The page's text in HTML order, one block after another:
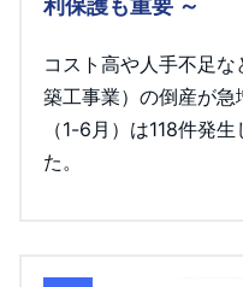
利保護も重要 ～
コスト高や人手不足
築工事業）の倒産が
（1-6月）は118件発
た。